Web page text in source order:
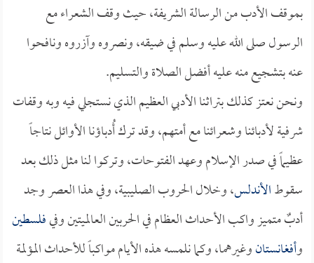
بموقف الأدب من الرسالة الشريفة، حيث وقف الشعراء مع
الرسول صلى الله عليه وسلم في ضيقه، ونصروه وآزروه ونافحوا
عنه بتشجيع منه عليه أفضل الصلاة والتسليم.
ونحن نعتز كذلك بتراثنا الأدبي العظيم الذي نستجلي فيه وبه وقفات
شرفية لأدبائنا وشعرائنا مع أمتهم، وقد ترك أُدباؤنا الأوائل نتاجاً
عظيماً في صدر الإسلام وعهد الفتوحات، وتركوا لنا مثل ذلك بعد
سقوطالأندلس، وخلال الحروب الصليبية، وفي هذا العصر وجد
أدبٌ متميز واكب الأحداث العظام في الحربين العالميتين وفيفلسطين
وأفغانستانوغيرهما، وكما نلمسه هذه الأيام مواكباً للأحداث المؤلمة